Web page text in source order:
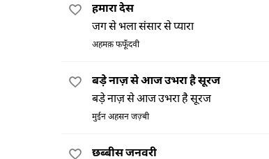
हमारा देस
जग से भला संसार से प्यारा
अहमक़ फफूँदवी
बड़े नाज़ से आज उभरा है सूरज
बड़े नाज़ से आज उभरा है सूरज
मुईन अहसन जज़्बी
छब्बीस जनवरी